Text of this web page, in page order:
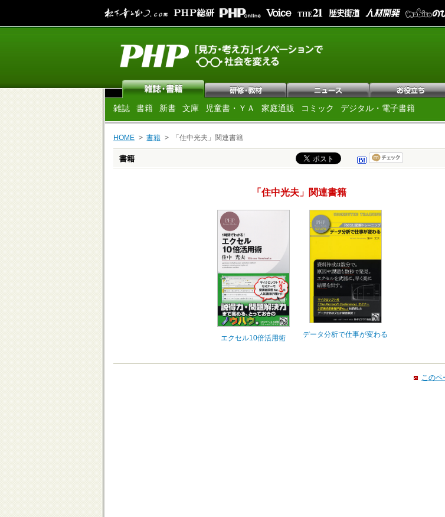
雑誌 書籍 新書 文庫 児童書・ＹＡ 家庭通販 コミック デジタル・電子書籍
HOME 書籍 「住中光夫」関連書籍
書籍
「住中光夫」関連書籍
エクセル10倍活用術 データ分析で仕事が変わる
このペ